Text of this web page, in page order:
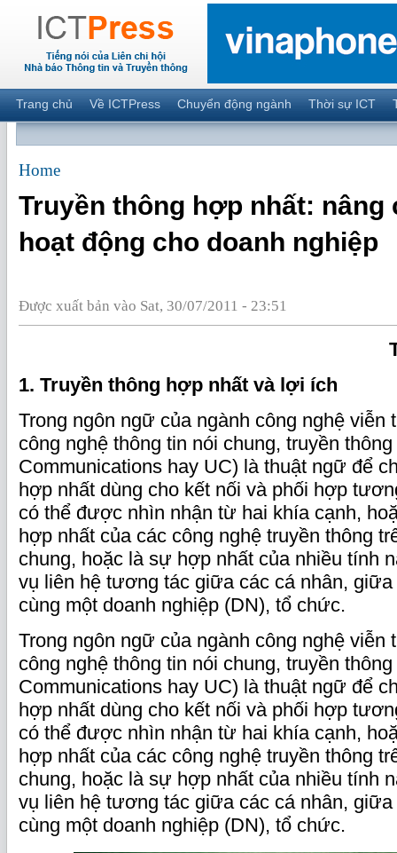
Trang chủ Về ICTPress Chuyển động ngành Thời sự ICT
Home
Truyền thông hợp nhất: nâng
hoạt động cho doanh nghiệp
Được xuất bản vào Sat, 30/07/2011 - 23:51
1. Truyền thông hợp nhất và lợi ích
Trong ngôn ngữ của ngành công nghệ viễn
công nghệ thông tin nói chung, truyền
Communications hay UC) là thuật ngữ để
hợp nhất dùng cho kết nối và phối hợp
có thể được nhìn nhận từ hai khía cạnh,
hợp nhất của các công nghệ truyền thông
chung, hoặc là sự hợp nhất của nhiều tính
vụ liên hệ tương tác giữa các cá nhân, giữa
cùng một doanh nghiệp (DN), tổ chức.
Trong ngôn ngữ của ngành công nghệ viễn
công nghệ thông tin nói chung, truyền
Communications hay UC) là thuật ngữ để
hợp nhất dùng cho kết nối và phối hợp
có thể được nhìn nhận từ hai khía cạnh,
hợp nhất của các công nghệ truyền thông
chung, hoặc là sự hợp nhất của nhiều tính
vụ liên hệ tương tác giữa các cá nhân, giữa
cùng một doanh nghiệp (DN), tổ chức.